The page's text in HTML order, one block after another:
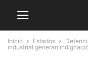
Inicio Estados
industrial generan